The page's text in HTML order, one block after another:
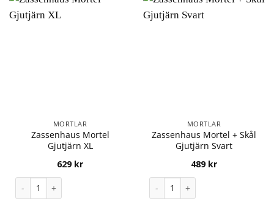
MORTLAR
Zassenhaus Mortel
Gjutjärn XL
629 kr
Zassenhaus Mortel Gjutjärn XL mängd
MORTLAR
Zassenhaus Mortel + Skål
Gjutjärn Svart
489 kr
Zassenhaus Mortel + Skål